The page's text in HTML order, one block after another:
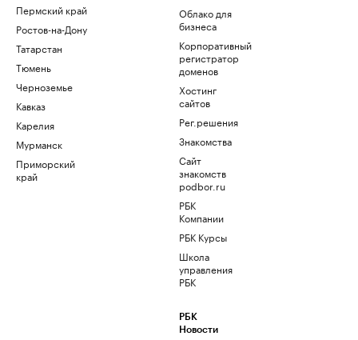
Пермский край
Ростов-на-Дону
Татарстан
Тюмень
Черноземье
Кавказ
Карелия
Мурманск
Приморский
край
Облако для
бизнеса
Корпоративный
регистратор
доменов
Хостинг
сайтов
Рег.решения
Знакомства
Сайт
знакомств
podbor.ru
РБК
Компании
РБК Курсы
Школа
управления
РБК
РБК
Новости